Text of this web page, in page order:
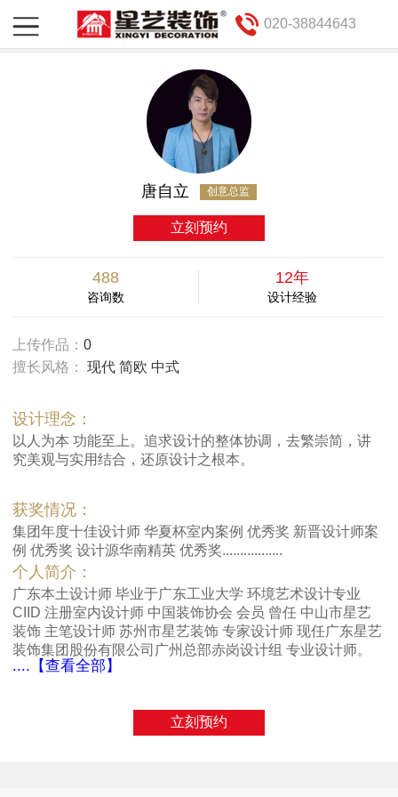
020-38844643
唐自立 创意总监
立刻预约
488
咨询数
12年
设计经验
上传作品：0
擅长风格：现代 简欧 中式
设计理念：
以人为本 功能至上。追求设计的整体协调，去繁崇简，讲
究美观与实用结合，还原设计之根本。
获奖情况：
集团年度十佳设计师 华夏杯室内案例 优秀奖 新晋设计师案
例 优秀奖 设计源华南精英 优秀奖.................
个人简介：
广东本土设计师 毕业于广东工业大学 环境艺术设计专业
CIID 注册室内设计师 中国装饰协会 会员 曾任 中山市星艺
装饰 主笔设计师 苏州市星艺装饰 专家设计师 现任广东星艺
装饰集团股份有限公司广州总部赤岗设计组 专业设计师。
....【查看全部】
立刻预约